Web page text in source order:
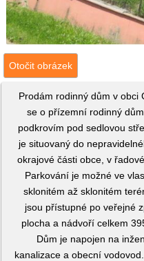
Otočit obrázek
Prodám rodinný dům v obci
se o přízemní rodinný
podkrovím pod sedlovou
je situovaný do
okrajové části obce, v
Parkování je možné ve
sklonitém až sklonitém
jsou přístupné po veřejné
plocha a nádvoří celkem
Dům je napojen na
kanalizace a obecní